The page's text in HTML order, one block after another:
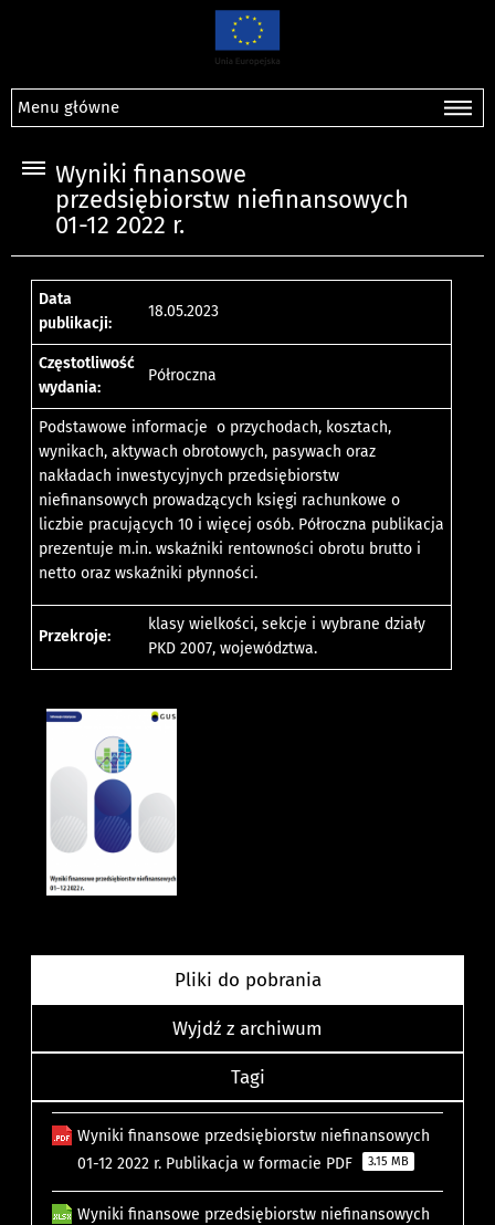
Menu główne
Wyniki finansowe
przedsiębiorstw niefinansowych
01-12 2022 r.
Data
publikacji:
18.05.2023
Częstotliwość
wydania:
Półroczna
Podstawowe informacje o przychodach, kosztach,
wynikach, aktywach obrotowych, pasywach oraz
nakładach inwestycyjnych przedsiębiorstw
niefinansowych prowadzących księgi rachunkowe o
liczbie pracujących 10 i więcej osób. Półroczna publikacja
prezentuje m.in. wskaźniki rentowności obrotu brutto i
netto oraz wskaźniki płynności.
Przekroje:
klasy wielkości, sekcje i wybrane działy
PKD 2007, województwa.
Pliki do pobrania
Wyjdź z archiwum
Tagi
Wyniki finansowe przedsiębiorstw niefinansowych
01-12 2022 r. Publikacja w formacie PDF
3.15 MB
Wyniki finansowe przedsiębiorstw niefinansowych